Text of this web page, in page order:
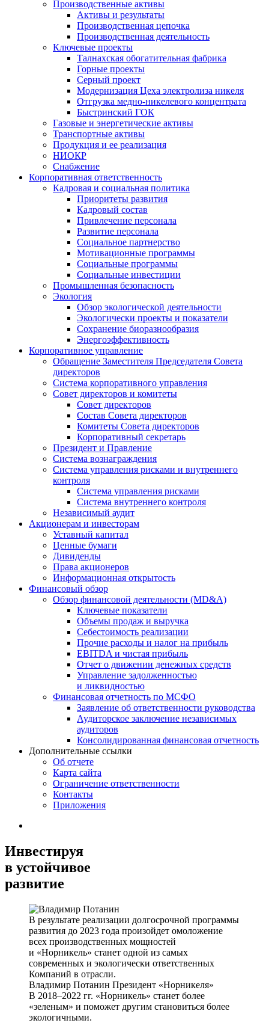
Производственные активы
Активы и результаты
Производственная цепочка
Производственная деятельность
Ключевые проекты
Талнахская обогатительная фабрика
Горные проекты
Серный проект
Модернизация Цеха электролиза никеля
Отгрузка медно-никелевого концентрата
Быстринский ГОК
Газовые и энергетические активы
Транспортные активы
Продукция и ее реализация
НИОКР
Снабжение
Корпоративная ответственность
Кадровая и социальная политика
Приоритеты развития
Кадровый состав
Привлечение персонала
Развитие персонала
Социальное партнерство
Мотивационные программы
Социальные программы
Социальные инвестиции
Промышленная безопасность
Экология
Обзор экологической деятельности
Экологически проекты и показатели
Сохранение биоразнообразия
Энергоэффективность
Корпоративное управление
Обращение Заместителя Председателя Совета
директоров
Система корпоративного управления
Совет директоров и комитеты
Совет директоров
Состав Совета директоров
Комитеты Совета директоров
Корпоративный секретарь
Президент и Правление
Система вознаграждения
Система управления рисками и внутреннего
контроля
Система управления рисками
Система внутреннего контроля
Независимый аудит
Акционерам и инвесторам
Уставный капитал
Ценные бумаги
Дивиденды
Права акционеров
Информационная открытость
Финансовый обзор
Обзор финансовой деятельности (MD&A)
Ключевые показатели
Объемы продаж и выручка
Себестоимость реализации
Прочие расходы и налог на прибыль
EBITDA и чистая прибыль
Отчет о движении денежных средств
Управление задолженностью
и ликвидностью
Финансовая отчетность по МСФО
Заявление об ответственности руководства
Аудиторское заключение независимых
аудиторов
Консолидированная финансовая отчетность
Дополнительные ссылки
Об отчете
Карта сайта
Ограничение ответственности
Контакты
Приложения
Инвестируя
в устойчивое
развитие
В результате реализации долгосрочной программы
развития до 2023 года произойдет омоложение
всех производственных мощностей
и «Норникель» станет одной из самых
современных и экологически ответственных
Компаний в отрасли.
Владимир Потанин Президент «Норникеля»
В 2018–2022 гг. «Норникель» станет более
«зеленым» и поможет другим становиться более
экологичными.